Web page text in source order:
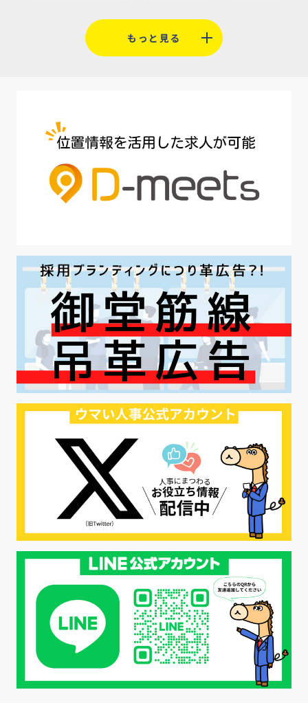
#平均採用単価
#人材定着 #AI面接
#魅力の伝え方 #求職者 #27卒
#採用オウンドメディア #業種別
#採用ピッチ資料 #28卒 #ロールモデル
#第二新卒 #採用の効率化
#AI活用 #職場カルチャーギャップ
#早期退職 #ハラスメント
#ハラスメント対策 #SNS活用
#リクルーター制度 #内定辞退の防止
#歩留まり改善 #採用ナーチャリング
#採用CX #学内セミナー #カジュアル面談
#転職ファストパス #PRO #採用代行
#エシカル採用 #エシカル就活
#メンタルヘルス #年間採用計画
#年間採用 #応募数の増やし方 #26卒
#27採用プレ #高校生採用
#面接フィードバック #不法就労
#障害者雇用 #メリット #ベネフィット
#医療福祉介護 #業界動向 #採用力
もっと見る